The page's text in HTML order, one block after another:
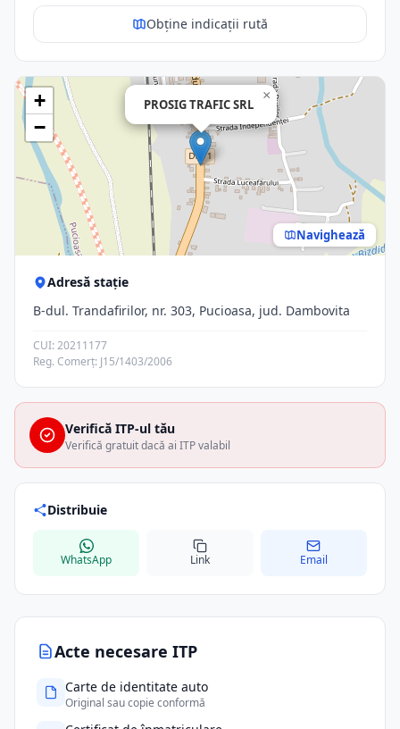
Acte necesare ITP
Carte de identitate auto
Original sau copie conformă
Obține indicații rută
PROSIG TRAFIC SRL
×
+
−
Navighează
Adresă stație
B-dul. Trandafirilor, nr. 303, Pucioasa, jud. Dambovita
CUI: 20211177
Reg. Comerț: J15/1403/2006
Verifică ITP-ul tău
Verifică gratuit dacă ai ITP valabil
Distribuie
WhatsApp Link Email